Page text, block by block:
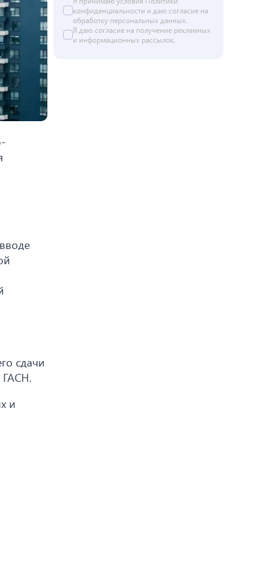
сдачи
ГАСН.
и
конфиденциальности и даю согласие на
обработку персональных данных.
Я даю согласие на получение рекламных
и информационных рассылок.